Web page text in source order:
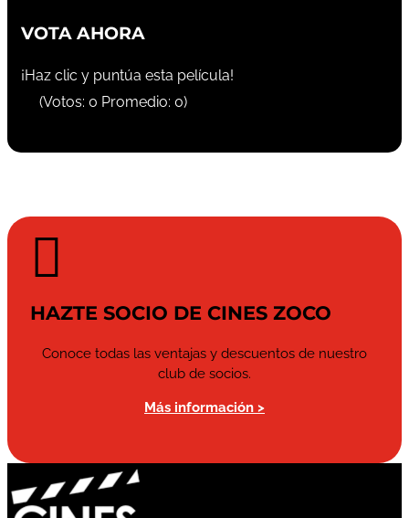
VOTA AHORA
¡Haz clic y puntúa esta película!
(Votos: 0 Promedio: 0)

HAZTE SOCIO DE CINES ZOCO
Conoce todas las ventajas y descuentos de nuestro
club de socios.
Más información >